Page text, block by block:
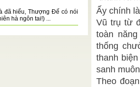
đã hiểu, Thượng Đế có nói
hà ngôn tai!) ...
Ấy chính
Vũ trụ từ
toàn
thống
thanh
sanh
Theo